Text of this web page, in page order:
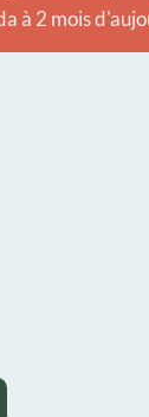
à 2 mois